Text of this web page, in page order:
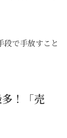
段で手放すこと
！「売